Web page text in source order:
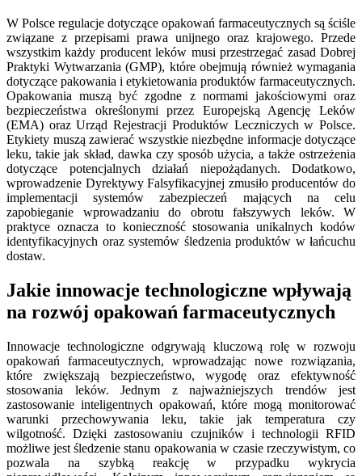
W Polsce regulacje dotyczące opakowań farmaceutycznych są ściśle
związane z przepisami prawa unijnego oraz krajowego. Przede
wszystkim każdy producent leków musi przestrzegać zasad Dobrej
Praktyki Wytwarzania (GMP), które obejmują również wymagania
dotyczące pakowania i etykietowania produktów farmaceutycznych.
Opakowania muszą być zgodne z normami jakościowymi oraz
bezpieczeństwa określonymi przez Europejską Agencję Leków
(EMA) oraz Urząd Rejestracji Produktów Leczniczych w Polsce.
Etykiety muszą zawierać wszystkie niezbędne informacje dotyczące
leku, takie jak skład, dawka czy sposób użycia, a także ostrzeżenia
dotyczące potencjalnych działań niepożądanych. Dodatkowo,
wprowadzenie Dyrektywy Falsyfikacyjnej zmusiło producentów do
implementacji systemów zabezpieczeń mających na celu
zapobieganie wprowadzaniu do obrotu fałszywych leków. W
praktyce oznacza to konieczność stosowania unikalnych kodów
identyfikacyjnych oraz systemów śledzenia produktów w łańcuchu
dostaw.
Jakie innowacje technologiczne wpływają
na rozwój opakowań farmaceutycznych
Innowacje technologiczne odgrywają kluczową rolę w rozwoju
opakowań farmaceutycznych, wprowadzając nowe rozwiązania,
które zwiększają bezpieczeństwo, wygodę oraz efektywność
stosowania leków. Jednym z najważniejszych trendów jest
zastosowanie inteligentnych opakowań, które mogą monitorować
warunki przechowywania leku, takie jak temperatura czy
wilgotność. Dzięki zastosowaniu czujników i technologii RFID
możliwe jest śledzenie stanu opakowania w czasie rzeczywistym, co
pozwala na szybką reakcję w przypadku wykrycia